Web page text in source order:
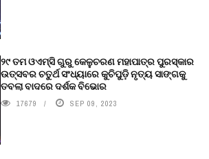
୨୯ ତମ ଓଏମ୍‌ସି ଗୁରୁ କେଳୁଚରଣ ମହାପାତ୍ର ପୁରସ୍କାର
ଉତ୍ସବର ଚତୁର୍ଥ ସଂଧ୍ୟାରେ କୁଚିପୁଡ଼ି ନୃତ୍ୟ ସାଙ୍ଗକୁ
ତବଲା ବାଦରେ ଦର୍ଶକ ବିଭୋର
17679 SEP 09, 2023